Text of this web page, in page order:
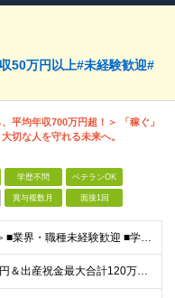
50万円以上#未経験歓迎#
平均年収700万円超！＞ 「稼ぐ」
切な人を守れる未来へ。
学歴不問 ベテランOK
賞与複数月 面接1回
≪人柄採用実施中≫ ■業界・職種未経験歓迎 ■学歴不問 ■職歴や転職回数は一切不問 ■ブランクある方も相談可 ★育成前提の募集！ 今回の募集は事業拡大に伴う増員採用！ 欠員補充ではないため、 将来の
＼結婚祝金最大5万円＆出産祝金最大合計120万円！独自の手当をご用意／ 【東京】 月給28万700円～80万円＋歩合＋各種手当＋賞与年2回 【大阪】 月給26万8200円～80万円＋歩合＋各種手当＋